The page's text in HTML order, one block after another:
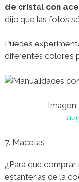
de cristal con
dijo que las fotos
Puedes
diferentes colores
Imagen:
7. Macetas
¿Para qué comprar
estanterías de la